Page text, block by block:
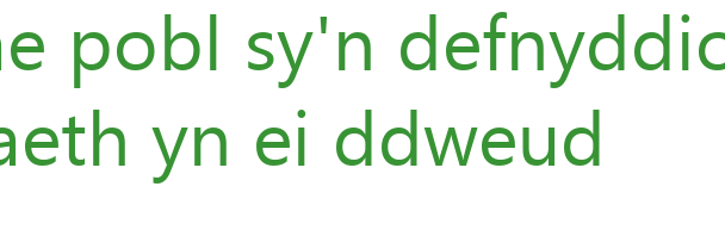
pobl sy'n
yn ei ddweud